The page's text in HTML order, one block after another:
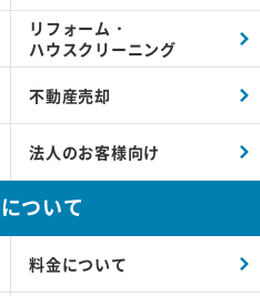
リフォーム・
ハウスクリーニング
不動産売却
法人のお客様向け
ついて
料金について